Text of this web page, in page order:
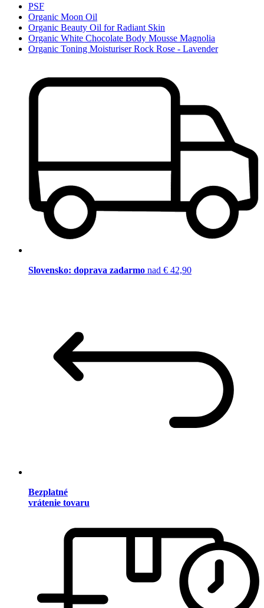
PSF
Organic Moon Oil
Organic Beauty Oil for Radiant Skin
Organic White Chocolate Body Mousse Magnolia
Organic Toning Moisturiser Rock Rose - Lavender
Slovensko: doprava zadarmo nad € 42,90
Bezplatné
vrátenie tovaru